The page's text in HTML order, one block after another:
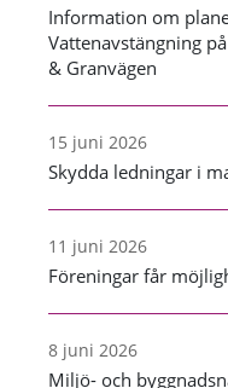
Information om
Vattenavstängning
& Granvägen
15 juni 2026
Skydda ledningar i
11 juni 2026
Föreningar får
8 juni 2026
Miljö- och